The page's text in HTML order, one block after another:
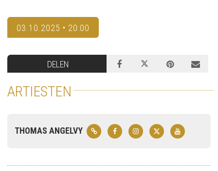
03.10.2025 • 20:00
DELEN
ARTIESTEN
THOMAS ANGELVY